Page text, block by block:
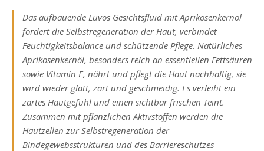
Das aufbauende Luvos Gesichtsfluid mit Aprikosenkernöl
fördert die Selbstregeneration der Haut, verbindet
Feuchtigkeitsbalance und schützende Pflege. Natürliches
Aprikosenkernöl, besonders reich an essentiellen Fettsäuren
sowie Vitamin E, nährt und pflegt die Haut nachhaltig, sie
wird wieder glatt, zart und geschmeidig. Es verleiht ein
zartes Hautgefühl und einen sichtbar frischen Teint.
Zusammen mit pflanzlichen Aktivstoffen werden die
Hautzellen zur Selbstregeneration der
Bindegewebsstrukturen und des Barriereschutzes